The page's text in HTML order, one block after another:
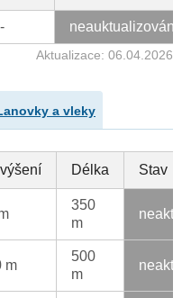
- neauktualizováno
Aktualizace: 06.04.2026
a vleky
Délka Stav
350
m
m
500
m